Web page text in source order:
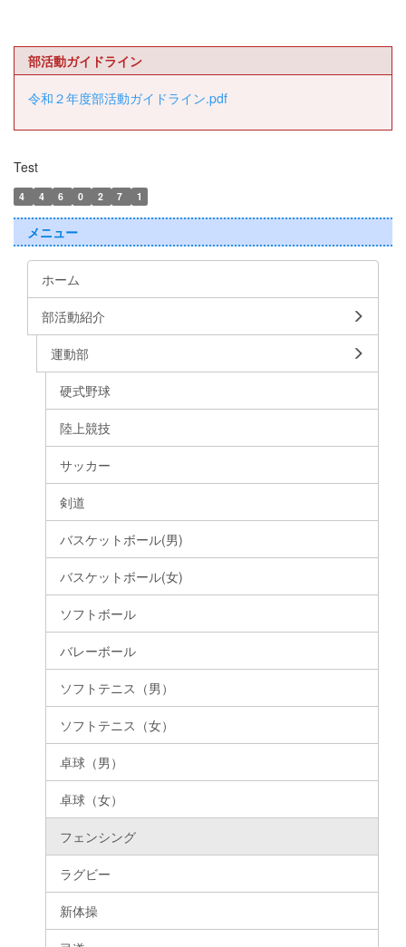
部活動ガイドライン
令和２年度部活動ガイドライン.pdf
Test
4 4 6 0 2 7 1
メニュー
ホーム
部活動紹介
運動部
硬式野球
陸上競技
サッカー
剣道
バスケットボール(男)
バスケットボール(女)
ソフトボール
バレーボール
ソフトテニス（男）
ソフトテニス（女）
卓球（男）
卓球（女）
フェンシング
ラグビー
新体操